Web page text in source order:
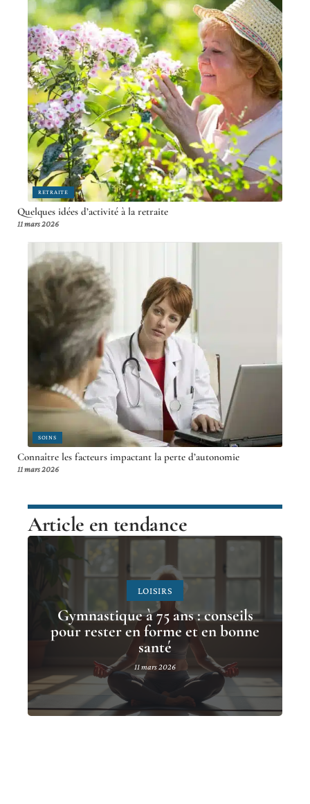
RETRAITE
Quelques idées d’activité à la retraite
11 mars 2026
SOINS
Connaître les facteurs impactant la perte d’autonomie
11 mars 2026
Article en tendance
LOISIRS
Gymnastique à 75 ans : conseils
pour rester en forme et en bonne
santé
11 mars 2026